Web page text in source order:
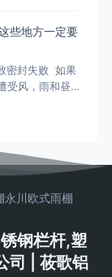
将衔接件与墙
固定结实后
些地方一定要
密封失败 如果
受风，雨和昼
容易老化并
304不锈钢。
锈钢
永川欧式雨棚
钢栏杆,塑
司 | 莜歌铝